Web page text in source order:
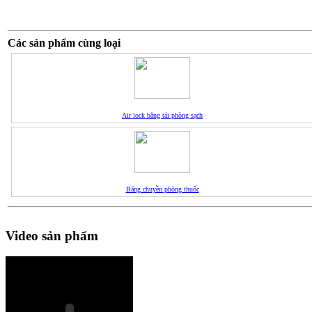
Các sản phẩm cùng loại
Air lock băng tải phòng sạch
Băng chuyền phòng thuốc
Video sản phẩm